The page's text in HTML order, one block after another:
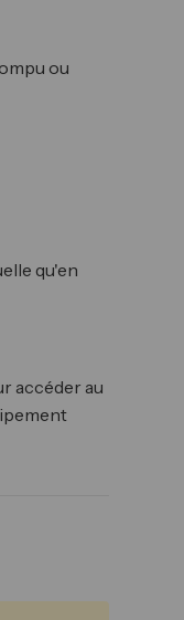
ou
qu'en
accéder au